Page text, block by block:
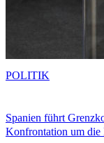
Spanien führt
Konfrontation um die
POLITIK